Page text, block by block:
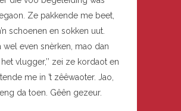
Ze pakkende me beet,
schoenen en sokken uut.
wel even snèrken, mao dan
vlugger,’’ zei ze kordaot en
me in ’t zêêwaoter. Jao,
da toen. Gêên gezeur.